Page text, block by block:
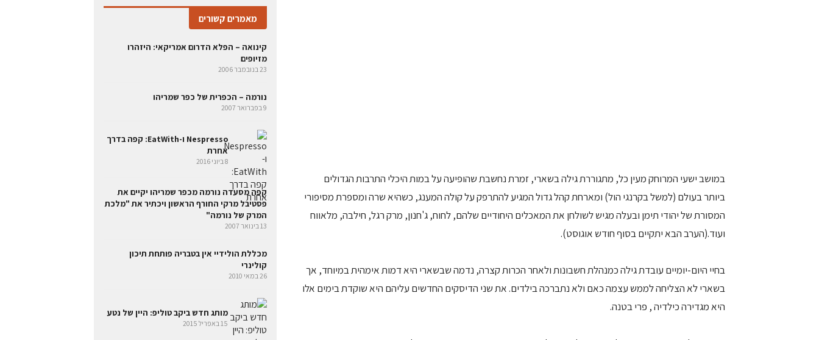
במושב ישעי המרוחק מעין כל, מתגוררת גילה בשארי, זמרת נחשבת שהופיעה על במות היכלי התרבות הגדולים
ביותר בעולם (למשל בקרנגי הול) ומארחת קהל גדול המגיע להתרפק על קולה המענג, כשהיא שרה ומספרת מסיפורי
המסורת של יהודי תימן ובעלה מגיש לשולחן את המאכלים היחודיים שלהם, לחוח, ג'חנון, מרק רגל, חילבה, מלאווח
ועוד.(הערב הבא יתקיים בסוף חודש אוגוסט).
בחיי היום-יומיים עובדת גילה כמנהלת חשבונות ולאחר הכרות קצרה, נדמה שבשארי היא דמות אימהית במיוחד, אך
בשארי לא הצליחה לממש עצמה כאם ולא נתברכה בילדים. את שני הדיסקים החדשים עליהם היא שוקדת בימים אלו
היא מגדירה כילדיה , פרי בטנה.
מאמרים קשורים
קינואה – הפלא הדרום אמריקאי: היזהרו
מזיופים
23 בנובמבר 2006
נורמה – הכפרית של כפר שמריהו
9 בפברואר 2007
Nespresso ו-EatWith: קפה בדרך
אחרת
8 ביוני 2016
קפה מסעדה נורמה מכפר שמריהו יקיים את
פסטיבל מרקי החורף הראשון ויכתיר את "מלכת
המרק של נורמה"
13 בינואר 2007
מכללת הולידיי אין בטבריה פותחת תיכון
קולינרי
26 במאי 2010
מותג חדש ביקב טוליפ: היין של נטע
15 באפריל 2015